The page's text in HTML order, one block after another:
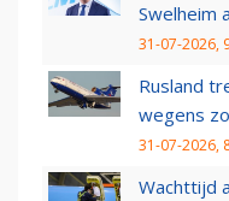
Swelheim
31-07-2026,
Rusland
wegens
31-07-2026,
Wachttijd